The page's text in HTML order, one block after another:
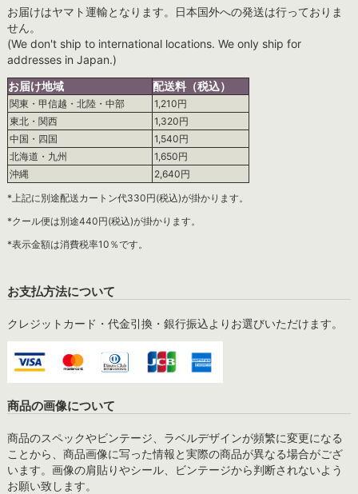
お届けはヤマト運輸となります。日本国外への発送は行っておりま
せん。
(We don't ship to international locations. We only ship for
addresses in Japan.)
お届け地域
配送料（税込）
関東・甲信越・北陸・中部
1,210円
東北・関西
1,320円
中国・四国
1,540円
北海道・九州
1,650円
沖縄
2,640円
*上記に別途配送カートン代330円(税込)が掛かります。
*クール便は別途440円(税込)が掛かります。
*表示金額は消費税率10％です。
お支払方法について
クレジットカード・代金引換・銀行振込よりお選びいただけます。
商品の画像について
商品のスペックやビンテージ、ラベルデザインが頻繁に変更になる
ことから、商品画像に写った情報と実際の商品が異なる場合がござ
います。画像の肩貼りやシール、ビンテージから判断されないよう
お願い致します。